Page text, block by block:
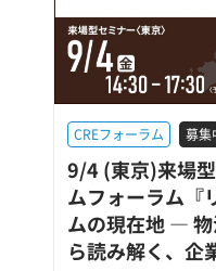
CREフォーラム 募集
9/4 (東京)来場
ムフォーラム『
ムの現在地 ―
ら読み解く、企